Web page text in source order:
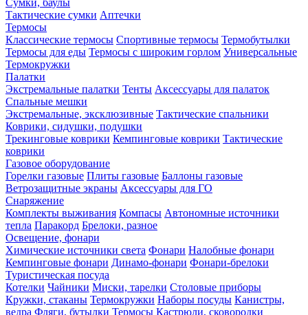
Сумки, баулы
Тактические сумки Аптечки
Термосы
Классические термосы Спортивные термосы Термобутылки
Термосы для еды Термосы с широким горлом Универсальные
Термокружки
Палатки
Экстремальные палатки Тенты Аксессуары для палаток
Спальные мешки
Экстремальные, эксклюзивные Тактические спальники
Коврики, сидушки, подушки
Трекинговые коврики Кемпинговые коврики Тактические
коврики
Газовое оборудование
Горелки газовые Плиты газовые Баллоны газовые
Ветрозащитные экраны Аксессуары для ГО
Снаряжение
Комплекты выживания Компасы Автономные источники
тепла Паракорд Брелоки, разное
Освещение, фонари
Химические источники света Фонари Налобные фонари
Кемпинговые фонари Динамо-фонари Фонари-брелоки
Туристическая посуда
Котелки Чайники Миски, тарелки Столовые приборы
Кружки, стаканы Термокружки Наборы посуды Канистры,
ведра Фляги, бутылки Термосы Кастрюли, сковородки